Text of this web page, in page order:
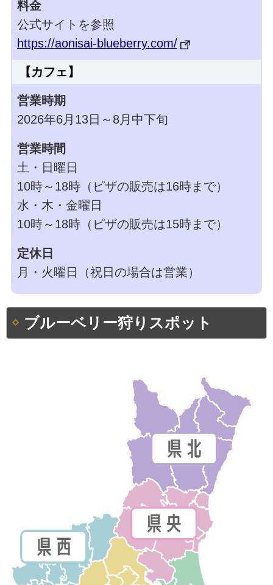
料金
公式サイトを参照
https://aonisai-blueberry.com/
【カフェ】
営業時期
2026年6月13日～8月中下旬
営業時間
土・日曜日
10時～18時（ピザの販売は16時まで）
水・木・金曜日
10時～18時（ピザの販売は15時まで）
定休日
月・火曜日（祝日の場合は営業）
ブルーベリー狩りスポット